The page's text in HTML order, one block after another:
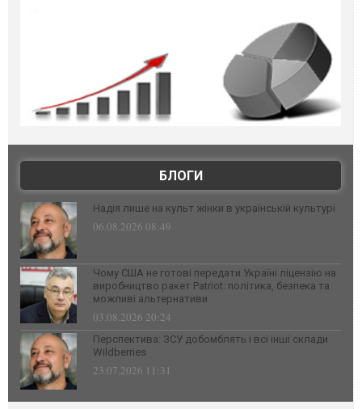
БЛОГИ
Надія лише на культ жінки в українській культурі
06.08.2026 08:49
Чому США не готові передати Україні ліцензію на
виробництво ракет Patriot: політика, безпека та
можливі альтернативи
03.08.2026 20:24
Перспектива: ЗСУ добомблять і всі інші склади
Wildberries
23.07.2026 11:31